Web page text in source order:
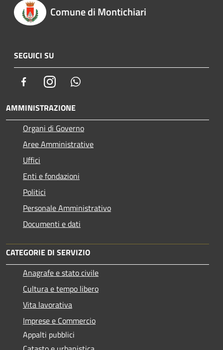
Comune di Montichiari
SEGUICI SU
FacebookInstagram
AMMINISTRAZIONE
Organi di Governo
Aree Amministrative
Uffici
Enti e fondazioni
Politici
Personale Amministrativo
Documenti e dati
CATEGORIE DI SERVIZIO
Anagrafe e stato civile
Cultura e tempo libero
Vita lavorativa
Imprese e Commercio
Appalti pubblici